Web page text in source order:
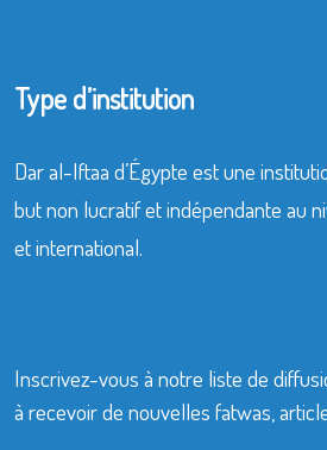
Type d’institution
Dar al-Iftaa d’Égypte est une
but non lucratif et indépendante au
et international.
Inscrivez-vous à notre liste de
à recevoir de nouvelles fatwas,